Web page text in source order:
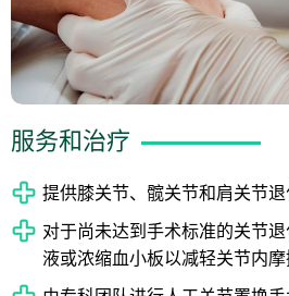
服务和治疗
提供膝关节、髋关节和肩关节退
对于尚未达到手术标准的关节
液或浓缩血小板以减轻关节内摩